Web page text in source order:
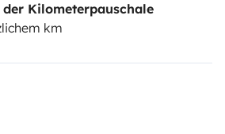
Kilometerpauschale
km